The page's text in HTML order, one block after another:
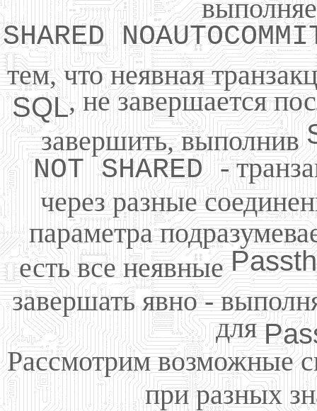
SHARED
тем, что неявная
SQL, не завершается
завершить, выполнив
NOT SHARED-
через разные
параметра
есть все неявные
завершать явно -
для
Рассмотрим возможные
при разных